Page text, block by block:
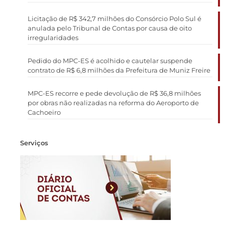
Licitação de R$ 342,7 milhões do Consórcio Polo Sul é
anulada pelo Tribunal de Contas por causa de oito
irregularidades
Pedido do MPC-ES é acolhido e cautelar suspende
contrato de R$ 6,8 milhões da Prefeitura de Muniz Freire
MPC-ES recorre e pede devolução de R$ 36,8 milhões
por obras não realizadas na reforma do Aeroporto de
Cachoeiro
Serviços